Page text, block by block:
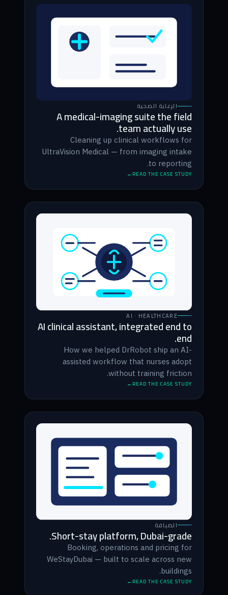
الرعاية الصحية
A medical-imaging suite the field
team actually use.
Cleaning up clinical workflows for
UltraVision Medical — from imaging intake
to reporting.
READ THE CASE STUDY
AI · HEALTHCARE
AI clinical assistant, integrated end to
end.
How we helped DrRobot ship an AI-
assisted workflow that nurses adopt
without training friction.
READ THE CASE STUDY
الضيافة
Short-stay platform, Dubai-grade.
Booking, operations and pricing for
WeStayDubai — built to scale across new
buildings.
READ THE CASE STUDY